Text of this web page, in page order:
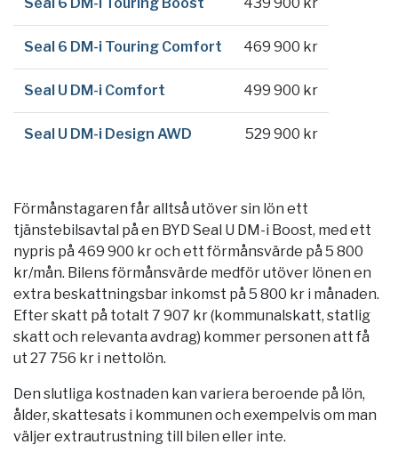
Seal 6 DM-i Touring Comfort 469 900 kr
Seal U DM-i Comfort 499 900 kr
Seal U DM-i Design AWD 529 900 kr
Förmånstagaren får alltså utöver sin lön ett
tjänstebilsavtal på en BYD Seal U DM-i Boost, med ett
nypris på 469 900 kr och ett förmånsvärde på 5 800
kr/mån. Bilens förmånsvärde medför utöver lönen en
extra beskattningsbar inkomst på 5 800 kr i månaden.
Efter skatt på totalt 7 907 kr (kommunalskatt, statlig
skatt och relevanta avdrag) kommer personen att få
ut 27 756 kr i nettolön.
Den slutliga kostnaden kan variera beroende på lön,
ålder, skattesats i kommunen och exempelvis om man
väljer extrautrustning till bilen eller inte.